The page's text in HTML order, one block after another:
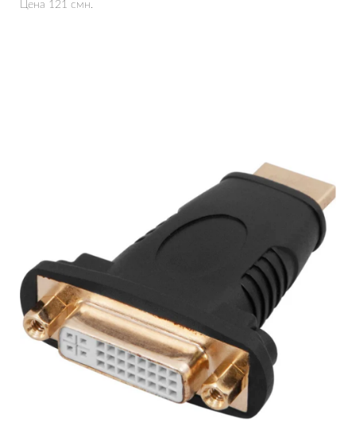
Цена 121 смн.